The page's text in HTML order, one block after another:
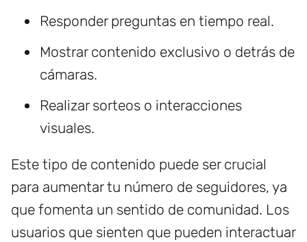
Responder preguntas en tiempo real.
Mostrar contenido exclusivo o detrás de
cámaras.
Realizar sorteos o interacciones
visuales.
Este tipo de contenido puede ser crucial
para aumentar tu número de seguidores, ya
que fomenta un sentido de comunidad. Los
usuarios que sienten que pueden interactuar